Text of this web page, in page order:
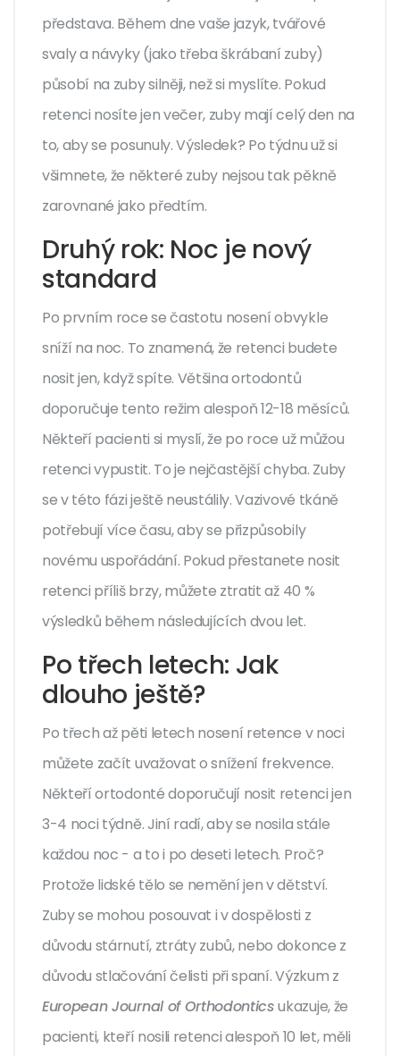
představa. Během dne vaše jazyk, tvářové
svaly a návyky (jako třeba škrábaní zuby)
působí na zuby silněji, než si myslíte. Pokud
retenci nosíte jen večer, zuby mají celý den na
to, aby se posunuly. Výsledek? Po týdnu už si
všimnete, že některé zuby nejsou tak pěkně
zarovnané jako předtím.
Druhý rok: Noc je nový
standard
Po prvním roce se častotu nosení obvykle
sníží na noc. To znamená, že retenci budete
nosit jen, když spíte. Většina ortodontů
doporučuje tento režim alespoň 12-18 měsíců.
Někteří pacienti si myslí, že po roce už můžou
retenci vypustit. To je nejčastější chyba. Zuby
se v této fázi ještě neustálily. Vazivové tkáně
potřebují více času, aby se přizpůsobily
novému uspořádání. Pokud přestanete nosit
retenci příliš brzy, můžete ztratit až 40 %
výsledků během následujících dvou let.
Po třech letech: Jak
dlouho ještě?
Po třech až pěti letech nosení retence v noci
můžete začít uvažovat o snížení frekvence.
Někteří ortodonté doporučují nosit retenci jen
3-4 noci týdně. Jiní radí, aby se nosila stále
každou noc - a to i po deseti letech. Proč?
Protože lidské tělo se nemění jen v dětství.
Zuby se mohou posouvat i v dospělosti z
důvodu stárnutí, ztráty zubů, nebo dokonce z
důvodu stlačování čelisti při spaní. Výzkum z
European Journal of Orthodonticsukazuje, že
pacienti, kteří nosili retenci alespoň 10 let, měli